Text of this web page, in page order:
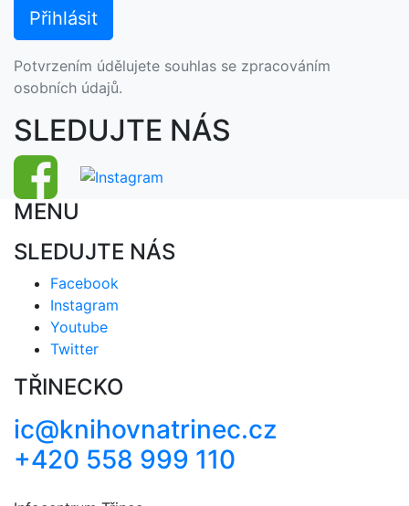
Potvrzením údělujete souhlas se zpracováním
osobních údajů.
SLEDUJTE NÁS
MENU
SLEDUJTE NÁS
Facebook
Instagram
Youtube
Twitter
TŘINECKO
ic@knihovnatrinec.cz
+420 558 999 110